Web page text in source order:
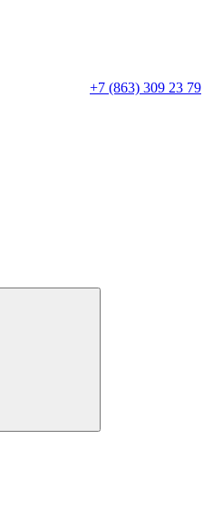
+7 (863) 309 23 79